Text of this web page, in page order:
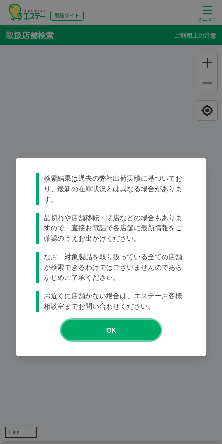
メニュー
製品サイト
取扱店舗検索 ご利用上の注意
Loading...
1 km
検索結果は過去の弊社出荷実績に基づいてお
り、最新の在庫状況とは異なる場合がありま
す。
品切れや店舗移転・閉店などの場合もありま
すので、直接お電話で各店舗に最新情報をご
確認のうえお出かけください。
なお、対象製品を取り扱っている全ての店舗
が検索できるわけではございませんのであら
かじめご了承ください。
お近くに店舗がない場合は、エステーお客様
相談室までお問い合わせください。
OK